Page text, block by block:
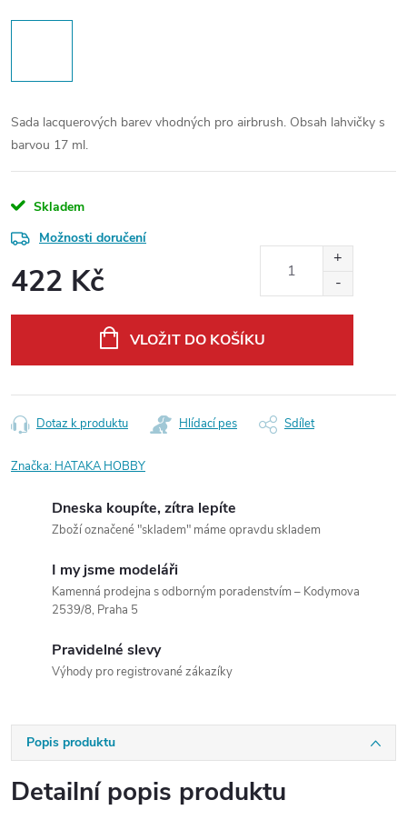
Sada lacquerových barev vhodných pro airbrush. Obsah lahvičky s
barvou 17 ml.
Skladem
Možnosti doručení
422 Kč
VLOŽIT DO KOŠÍKU
Dotaz k produktu Hlídací pes Sdílet
Značka: HATAKA HOBBY
Dneska koupíte, zítra lepíte
Zboží označené "skladem" máme opravdu skladem
I my jsme modeláři
Kamenná prodejna s odborným poradenstvím – Kodymova
2539/8, Praha 5
Pravidelné slevy
Výhody pro registrované zákazíky
Popis produktu
Detailní popis produktu